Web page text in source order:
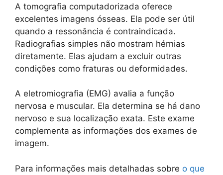
A tomografia computadorizada oferece
excelentes imagens ósseas. Ela pode ser útil
quando a ressonância é contraindicada.
Radiografias simples não mostram hérnias
diretamente. Elas ajudam a excluir outras
condições como fraturas ou deformidades.
A eletromiografia (EMG) avalia a função
nervosa e muscular. Ela determina se há dano
nervoso e sua localização exata. Este exame
complementa as informações dos exames de
imagem.
Para informações mais detalhadas sobre o que